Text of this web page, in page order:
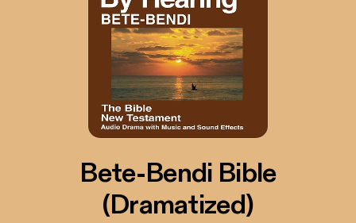
Bete-Bendi Bible
(Dramatized)